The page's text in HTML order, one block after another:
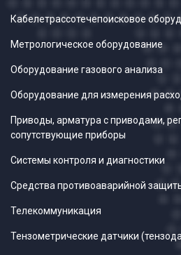
Кабелетрассотечепоисковое
Метрологическое оборудование
Оборудование газового анализа
Оборудование для измерения
Приводы, арматура с приводами,
сопутствующие приборы
Системы контроля и диагностики
Средства противоаварийной
Телекоммуникация
Тензометрические датчики